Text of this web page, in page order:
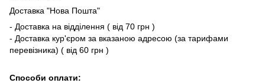
Доставка "Нова Пошта"
- Доставка на відділення ( від 70 грн )
- Доставка кур'єром за вказаною адресою (за тарифами
перевізника) ( від 60 грн )
Способи оплати: